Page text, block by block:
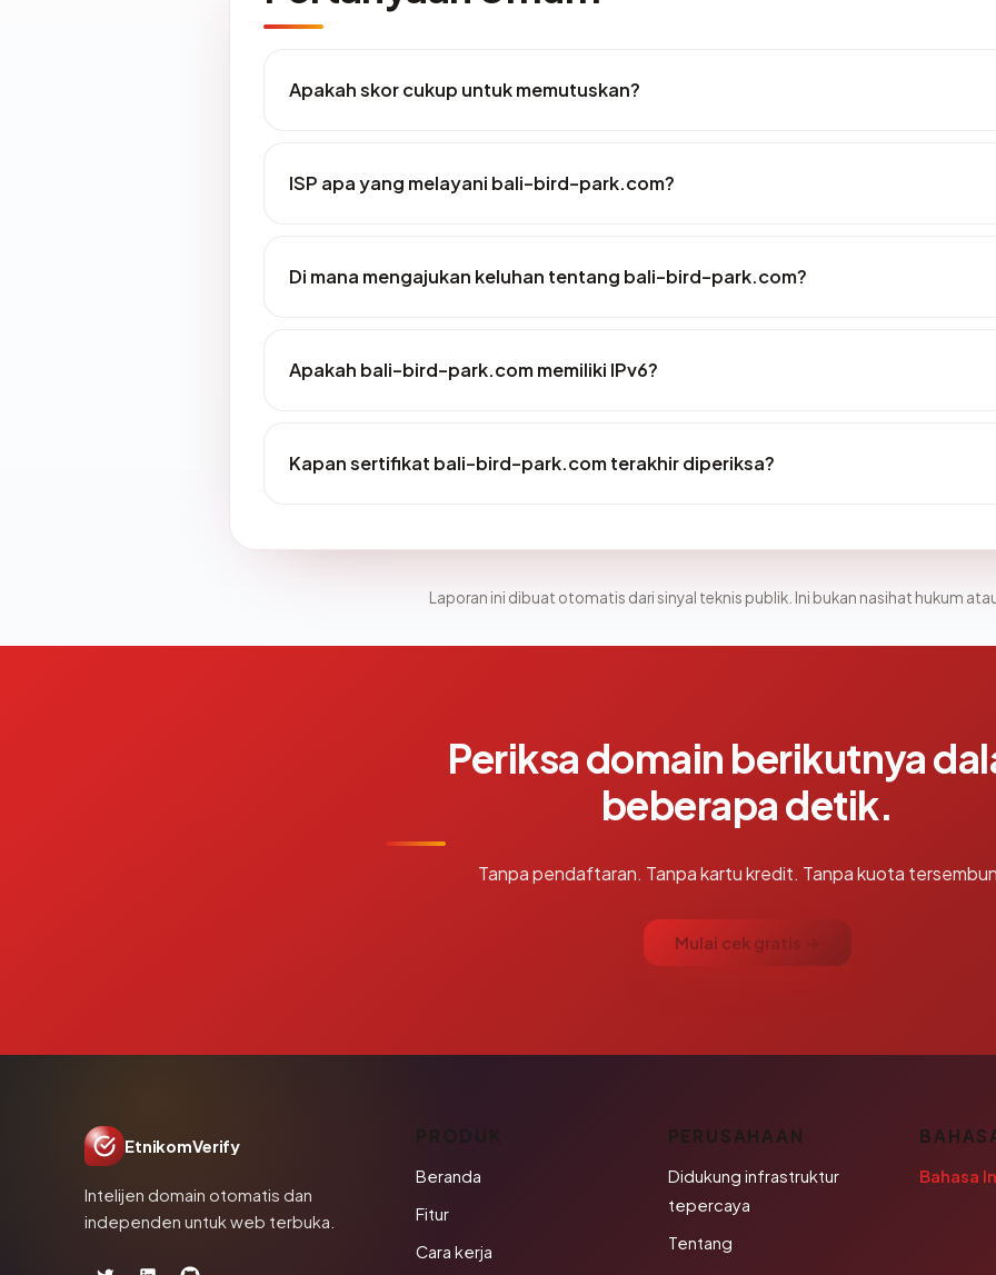
Apakah skor cukup untuk memutuskan?
ISP apa yang melayani bali-bird-park.com?
Di mana mengajukan keluhan tentang bali-bird-park.com?
Apakah bali-bird-park.com memiliki IPv6?
Kapan sertifikat bali-bird-park.com terakhir diperiksa?
Laporan ini dibuat otomatis dari sinyal teknis publik. Ini bukan nasihat hukum
Periksa domain berikutnya
beberapa detik.
Tanpa pendaftaran. Tanpa kartu kredit. Tanpa kuota
Mulai cek gratis →
EtnikomVerify
Intelijen domain otomatis dan
independen untuk web terbuka.
PRODUK
Beranda
Fitur
Cara kerja
PERUSAHAAN
Didukung infrastruktur
tepercaya
Tentang
Bahasa